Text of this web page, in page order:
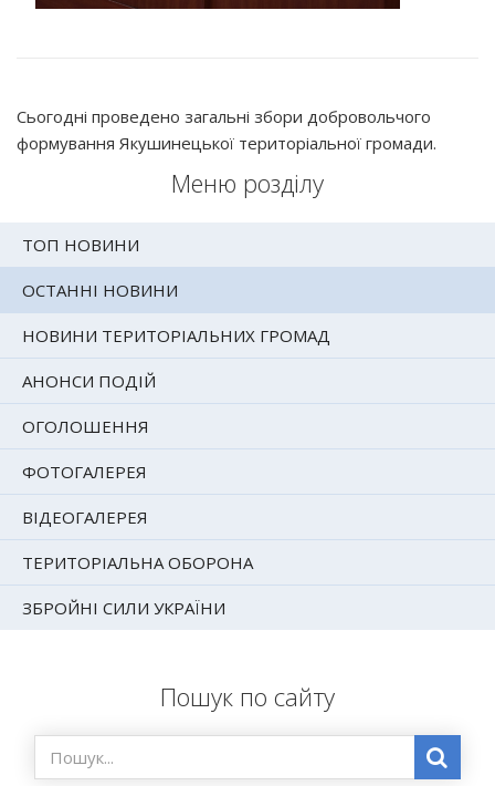
Меню розділу
ТОП НОВИНИ
ОСТАННІ НОВИНИ
НОВИНИ ТЕРИТОРІАЛЬНИХ ГРОМАД
АНОНСИ ПОДІЙ
ОГОЛОШЕННЯ
ФОТОГАЛЕРЕЯ
ВІДЕОГАЛЕРЕЯ
ТЕРИТОРІАЛЬНА ОБОРОНА
ЗБРОЙНІ СИЛИ УКРАЇНИ
Пошук по сайту
Сьогодні проведено загальні збори добровольчого
формування Якушинецької територіальної громади.